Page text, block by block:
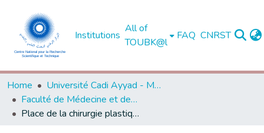
Institutions
All of
TOUBK@l
FAQ CNRST
Home
Université Cadi Ayyad - Marrakech
Faculté de Médecine et de Pharmacie - Marrakech
Place de la chirurgie plastique dans le traitement du sinus pilonidal Expérience de l’hôpital militaire Avicenne de Marrakech